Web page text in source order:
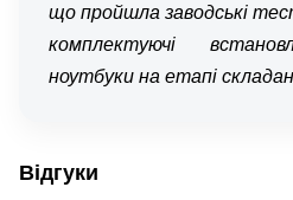
що пройшла заводські
комплектуючі
ноутбуки на етапі
Відгуки